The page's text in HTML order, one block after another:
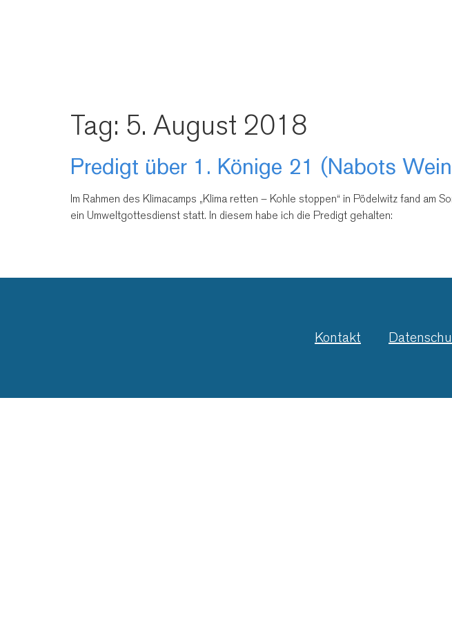
Tag: 5. August 2018
Predigt über 1. Könige 21 (Nabots
Im Rahmen des Klimacamps „Klima retten – Kohle stoppen“ in Pödelwitz fand
ein Umweltgottesdienst statt. In diesem habe ich die Predigt gehalten:
Kontakt